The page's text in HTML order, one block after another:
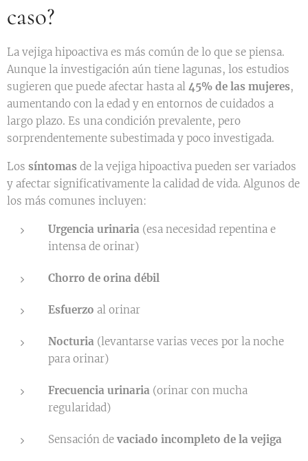
caso?
La vejiga hipoactiva es más común de lo que se piensa.
Aunque la investigación aún tiene lagunas, los estudios
sugieren que puede afectar hasta al 45% de las mujeres,
aumentando con la edad y en entornos de cuidados a
largo plazo. Es una condición prevalente, pero
sorprendentemente subestimada y poco investigada.
Los síntomas de la vejiga hipoactiva pueden ser variados
y afectar significativamente la calidad de vida. Algunos de
los más comunes incluyen:
Urgencia urinaria (esa necesidad repentina e
intensa de orinar)
Chorro de orina débil
Esfuerzo al orinar
Nocturia (levantarse varias veces por la noche
para orinar)
Frecuencia urinaria (orinar con mucha
regularidad)
Sensación de vaciado incompleto de la vejiga